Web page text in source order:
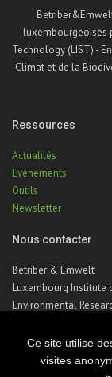
Ce site utilise
visites
luxembourgeoises
Technology (LIST) -
Climat et de la
Ressources
Actualités
Evénements
Outils
Newsletter
Nous contacter
Betriber & Emwelt
Luxembourg Institute
Environmental
Téléphone : +352
Email :betriber-